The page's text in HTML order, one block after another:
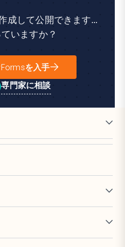
成して公開できます...
いますか？
を入手
専門家に相談
アフィリエイト
PDF生成